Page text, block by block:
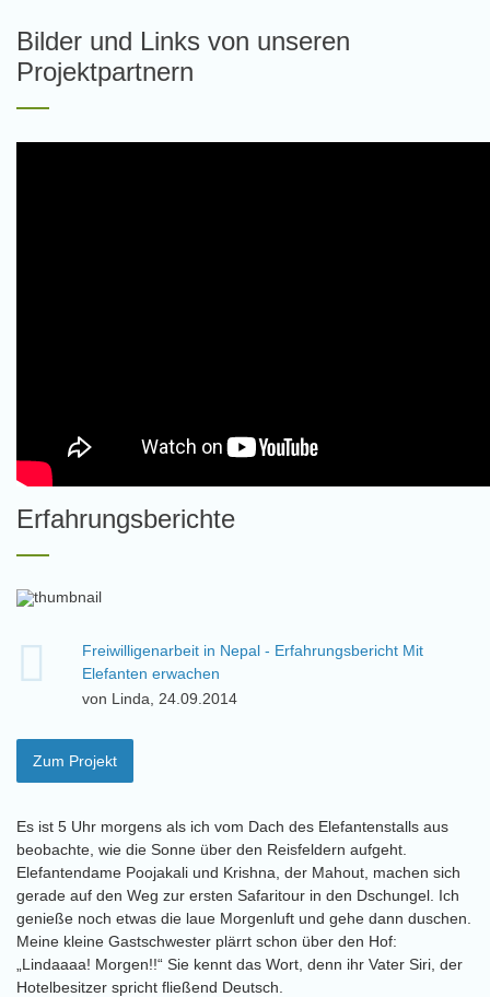
Bilder und Links von unseren
Projektpartnern
Erfahrungsberichte
Freiwilligenarbeit in Nepal - Erfahrungsbericht Mit
Elefanten erwachen
von Linda, 24.09.2014
Zum Projekt
Es ist 5 Uhr morgens als ich vom Dach des Elefantenstalls aus
beobachte, wie die Sonne über den Reisfeldern aufgeht.
Elefantendame Poojakali und Krishna, der Mahout, machen sich
gerade auf den Weg zur ersten Safaritour in den Dschungel. Ich
genieße noch etwas die laue Morgenluft und gehe dann duschen.
Meine kleine Gastschwester plärrt schon über den Hof:
„Lindaaaa! Morgen!!“ Sie kennt das Wort, denn ihr Vater Siri, der
Hotelbesitzer spricht fließend Deutsch.